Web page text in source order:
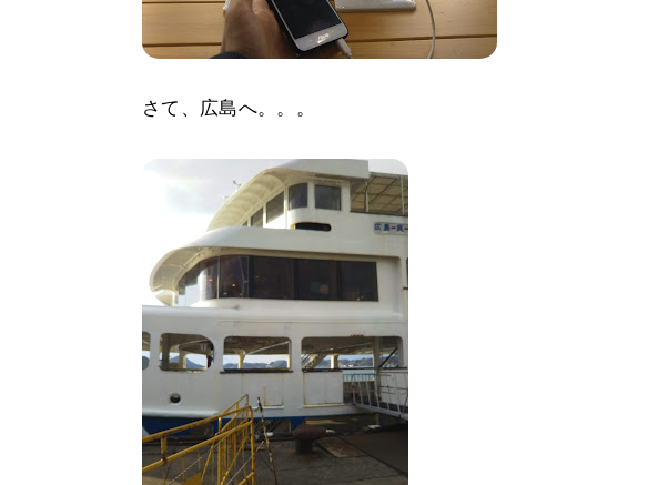
さて、広島へ。。。